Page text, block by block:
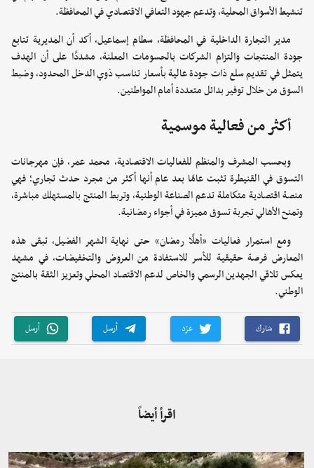
تنشيط الأسواق المحلية، وتدعم جهود التعافي الاقتصادي في المحافظة.
مدير التجارة الداخلية في المحافظة، سطام إسماعيل، أكد أن المديرية تتابع
جودة المنتجات والتزام الشركات بالحسومات المعلنة، مشددًا على أن الهدف
يتمثل في تقديم سلع ذات جودة عالية بأسعار تناسب ذوي الدخل المحدود، وضبط
السوق من خلال توفير بدائل متعددة أمام المواطنين.
أكثر من فعالية موسمية
وبحسب المشرف والمنظم للفعاليات الاقتصادية، محمد عمر، فإن مهرجانات
التسوق في القنيطرة تثبت عامًا بعد عام أنها أكثر من مجرد حدث تجاري؛ فهي
منصة اقتصادية متكاملة تدعم الصناعة الوطنية، وتربط المنتج بالمستهلك مباشرة،
وتمنح الأهالي تجربة تسوق مميزة في أجواء رمضانية.
ومع استمرار فعاليات «أهلًا رمضان» حتى نهاية الشهر الفضيل، تبقى هذه
المعارض فرصة حقيقية للأسر للاستفادة من العروض والتخفيضات، في مشهد
يعكس تلاقي الجهدين الرسمي والخاص لدعم الاقتصاد المحلي وتعزيز الثقة بالمنتج
الوطني.
شارك غرّد أرسل أرسل
اقرأ أيضاً